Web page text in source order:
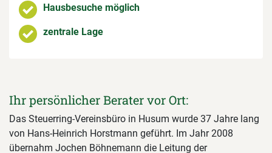
Hausbesuche möglich
zentrale Lage
Ihr persönlicher Berater vor Ort:
Das Steuerring-Vereinsbüro in Husum wurde 37 Jahre lang
von Hans-Heinrich Horstmann geführt. Im Jahr 2008
übernahm Jochen Böhnemann die Leitung der